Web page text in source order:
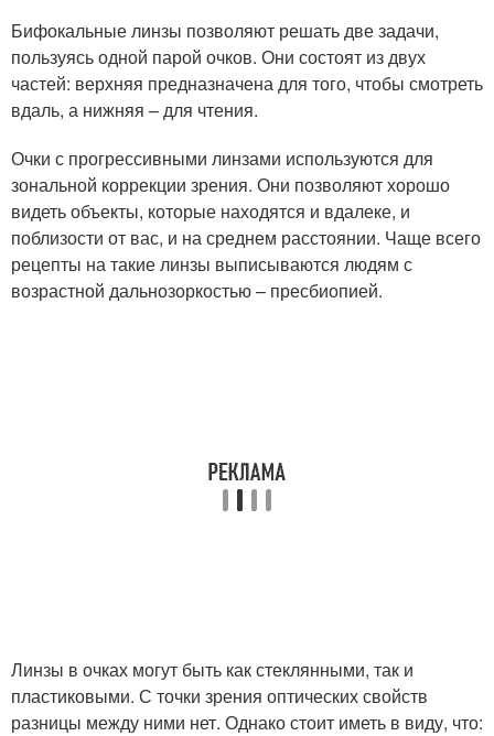
Бифокальные линзы позволяют решать две задачи,
пользуясь одной парой очков. Они состоят из двух
частей: верхняя предназначена для того, чтобы смотреть
вдаль, а нижняя – для чтения.
Очки с прогрессивными линзами используются для
зональной коррекции зрения. Они позволяют хорошо
видеть объекты, которые находятся и вдалеке, и
поблизости от вас, и на среднем расстоянии. Чаще всего
рецепты на такие линзы выписываются людям с
возрастной дальнозоркостью – пресбиопией.
Линзы в очках могут быть как стеклянными, так и
пластиковыми. С точки зрения оптических свойств
разницы между ними нет. Однако стоит иметь в виду, что: